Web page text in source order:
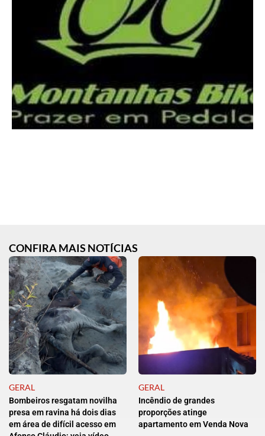
CONFIRA MAIS NOTÍCIAS
GERAL
Bombeiros resgatam novilha
presa em ravina há dois dias
em área de difícil acesso em
GERAL
Incêndio de grandes
proporções atinge
apartamento em Venda Nova